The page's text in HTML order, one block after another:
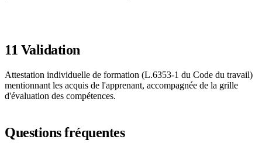
11 Validation
Attestation individuelle de formation (L.6353-1 du Code du travail)
mentionnant les acquis de l'apprenant, accompagnée de la grille
d'évaluation des compétences.
Questions fréquentes